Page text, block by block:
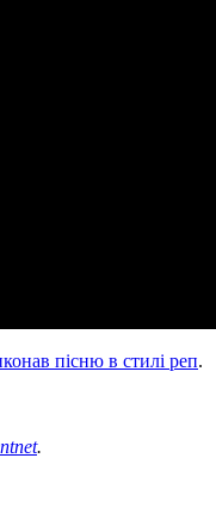
пісню в стилі реп.
.